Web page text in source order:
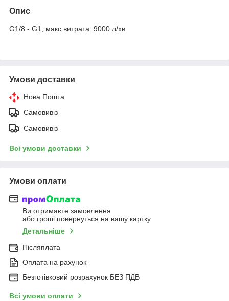
Опис
G1/8 - G1; макс витрата: 9000 л/хв
Умови доставки
Нова Пошта
Самовивіз
Самовивіз
Всі умови доставки
Умови оплати
Ви отримаєте замовлення
або гроші повернуться на вашу картку
Детальніше
Післяплата
Оплата на рахунок
Безготівковий розрахунок БЕЗ ПДВ
Всі умови оплати